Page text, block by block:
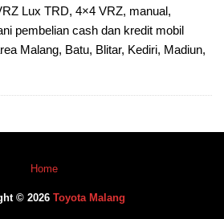
Lux TRD, 4×4 VRZ, manual,
pembelian cash dan kredit mobil
Malang, Batu, Blitar, Kediri, Madiun,
Home
© 2026 Toyota Malang